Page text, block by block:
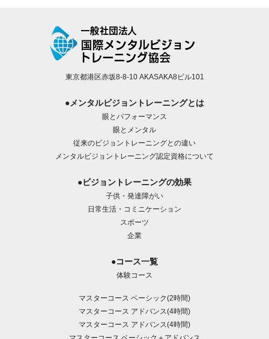
東京都港区赤坂8-8-10 AKASAKA8ビル101
●メンタルビジョントレーニングとは
眼とパフォーマンス
眼とメンタル
従来のビジョントレーニングとの違い
メンタルビジョントレーニング認定資格について
●ビジョントレーニングの効果
子供・発達障がい
日常生活・コミニケーション
スポーツ
企業
●コース一覧
体験コース
マスターコース ベーシック(2時間)
マスターコース アドバンス(4時間)
マスターコース アドバンス(4時間)